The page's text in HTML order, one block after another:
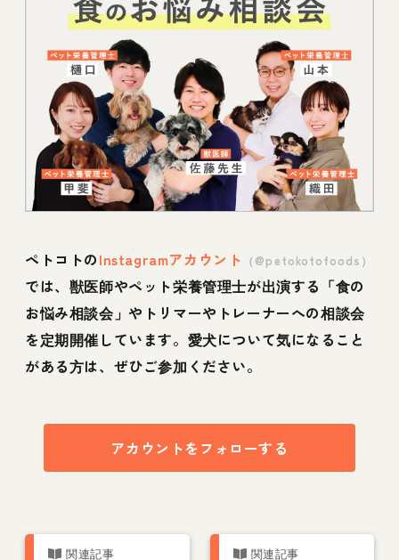
ペトコトのInstagramアカウント （@petokotofoods）
では、獣医師やペット栄養管理士が出演する「食の
お悩み相談会」やトリマーやトレーナーへの相談会
を定期開催しています。愛犬について気になること
がある方は、ぜひご参加ください。
アカウントをフォローする